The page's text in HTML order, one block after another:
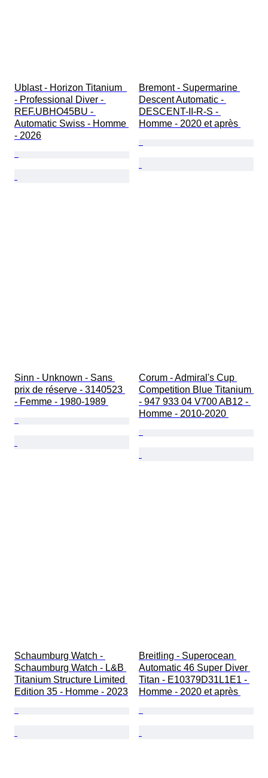
Ublast - Horizon Titanium
- Professional Diver -
REF.UBHO45BU -
Automatic Swiss - Homme
- 2026
Bremont - Supermarine
Descent Automatic -
DESCENT-II-R-S -
Homme - 2020 et après
Sinn - Unknown - Sans
prix de réserve - 3140523
- Femme - 1980-1989
Corum - Admiral's Cup
Competition Blue Titanium
- 947 933 04 V700 AB12 -
Homme - 2010-2020
Schaumburg Watch -
Schaumburg Watch - L&B
Titanium Structure Limited
Edition 35 - Homme - 2023
Breitling - Superocean
Automatic 46 Super Diver
Titan - E10379D31L1E1 -
Homme - 2020 et après